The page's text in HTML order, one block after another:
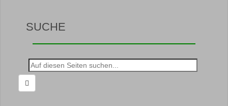
SUCHE
Suche
nach: